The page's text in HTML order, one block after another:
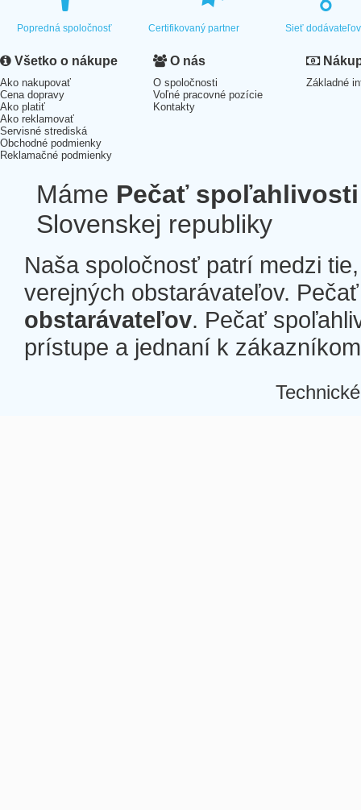
Popredná spoločnosť Certifikovaný partner Sieť dodávateľov
Všetko o nákupe
Ako nakupovať
Cena dopravy
Ako platiť
Ako reklamovať
Servisné strediská
Obchodné podmienky
Reklamačné podmienky
O nás
O spoločnosti
Voľné pracovné pozície
Kontakty
Základné
Máme Pečať spoľahlivosti
Slovenskej republiky
Naša spoločnosť patrí medzi
verejných obstarávateľov.
obstarávateľov. Pečať
prístupe a jednaní k